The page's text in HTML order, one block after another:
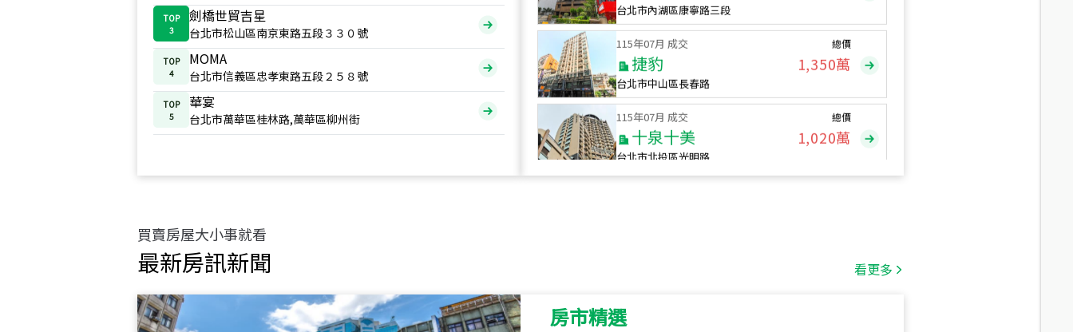
TOP
3
劍橋世貿吉星
台北市松山區南京東路五段３３０號
TOP
4
MOMA
台北市信義區忠孝東路五段２５８號
TOP
5
華宴
台北市萬華區桂林路,萬華區柳州街
115年07月 成交
捷豹
台北市中山區長春路
總價
1,350萬
115年07月 成交
十泉十美
台北市北投區光明路
總價
1,020萬
115
買賣房屋大小事就看
最新房訊新聞 看更多
房市精選